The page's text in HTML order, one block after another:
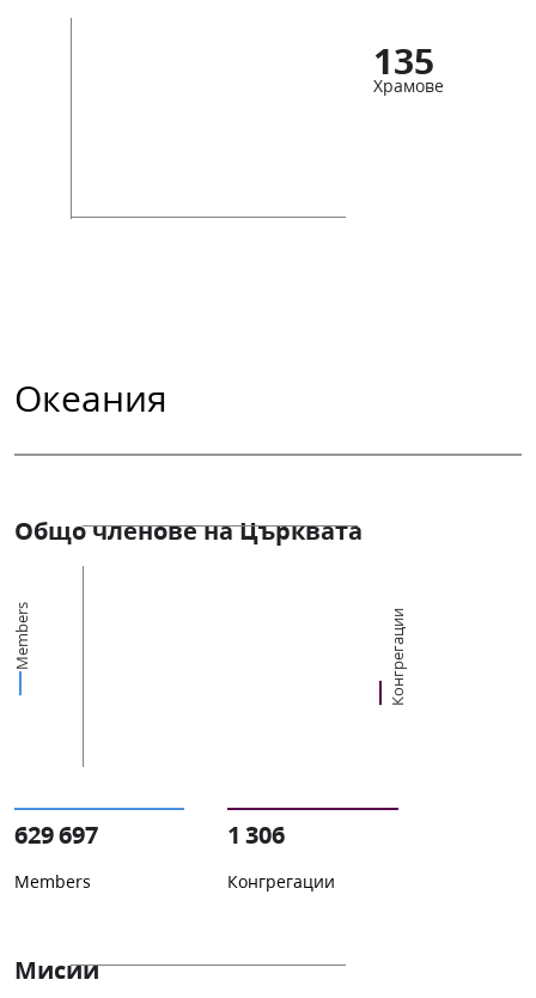
135
Храмове
Океания
Общо членове на Църквата
Members Конгрегации
629 697
Members
1 306
Конгрегации
Мисии